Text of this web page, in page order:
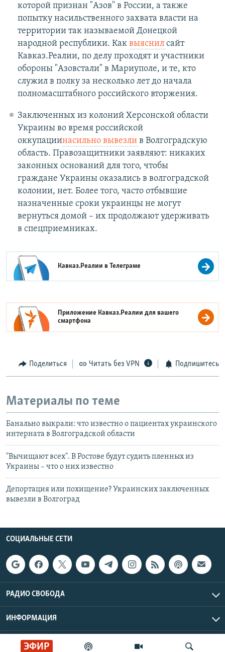
ЭФИР
которой признан "Азов" в России, а также
попытку насильственного захвата власти на
территории так называемой Донецкой
народной республики. Как выяснил сайт
Кавказ.Реалии, по делу проходят и участники
обороны "Азовстали" в Мариуполе, и те, кто
служил в полку за несколько лет до начала
полномасштабного российского вторжения.
Заключенных из колоний Херсонской области
Украины во время российской
оккупациинасильно вывезли в Волгоградскую
область. Правозащитники заявляют: никаких
законных оснований для того, чтобы
граждане Украины оказались в волгоградской
колонии, нет. Более того, часто отбывшие
назначенные сроки украинцы не могут
вернуться домой – их продолжают удерживать
в спецприемниках.
Кавказ.Реалии вТелеграме
Приложение Кавказ.Реалии для вашего
смартфона
Поделиться Читать без VPN Подпишитесь
Материалы по теме
Банально выкрали: что известно о пациентах украинского
интерната в Волгоградской области
"Вычищают всех". В Ростове будут судить пленных из
Украины – что о них известно
Депортация или похищение? Украинских заключенных
вывезли в Волгоград
СОЦИАЛЬНЫЕ СЕТИ
РАДИО СВОБОДА
ИНФОРМАЦИЯ
Радио Свобода © 2026 RFE/RL, Inc. | Все права защищены.